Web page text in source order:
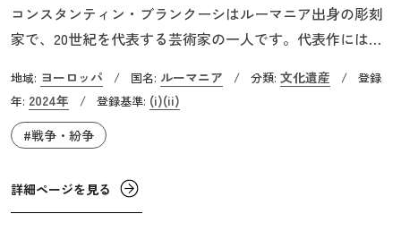
コンスタンティン・ブランクーシはルーマニア出身の彫刻
家で、20世紀を代表する芸術家の一人です。代表作には、
鳥」などがあります。1937年から1938年にかけて制作され
た、トゥルグジウにある「モニュメンタル・アンサンブ
ル」は、第一次世界大戦で街を守って命を落とした人々を
限柱（Endless Column）」「接吻の門（Gate of the
Kiss）」「沈黙のテーブル（The table of Silence）」があり
地域: ヨーロッパ / 国名: ルーマニア / 分類: 文化遺産 /
登録
年: 2024年 / 登録基準: (i)(ii)
#戦争・紛争
詳細ページを見る